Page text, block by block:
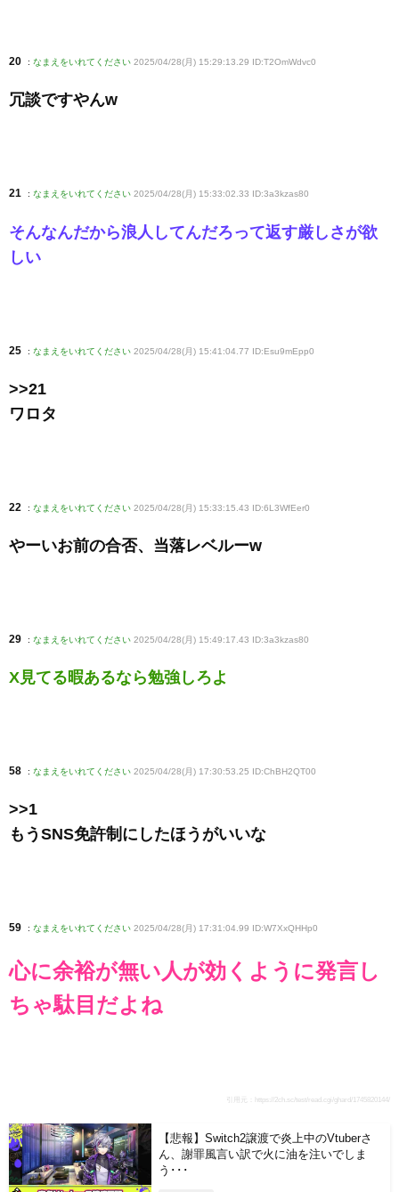
20 : なまえをいれてください 2025/04/28(月) 15:29:13.29 ID:T2OmWdvc0
冗談ですやんw
21 : なまえをいれてください 2025/04/28(月) 15:33:02.33 ID:3a3kzas80
そんなんだから浪人してんだろって返す厳しさが欲
しい
25 : なまえをいれてください 2025/04/28(月) 15:41:04.77 ID:Esu9mEpp0
>>21
ワロタ
22 : なまえをいれてください 2025/04/28(月) 15:33:15.43 ID:6L3WfEer0
やーいお前の合否、当落レベルーw
29 : なまえをいれてください 2025/04/28(月) 15:49:17.43 ID:3a3kzas80
X見てる暇あるなら勉強しろよ
58 : なまえをいれてください 2025/04/28(月) 17:30:53.25 ID:ChBH2QT00
>>1
もうSNS免許制にしたほうがいいな
59 : なまえをいれてください 2025/04/28(月) 17:31:04.99 ID:W7XxQHHp0
心に余裕が無い人が効くように発言し
ちゃ駄目だよね
引用元： https://2ch.sc/test/read.cgi/ghard/1745820144/
【悲報】Switch2譲渡で炎上中のVtuberさ
ん、謝罪風言い訳で火に油を注いでしま
う･･･